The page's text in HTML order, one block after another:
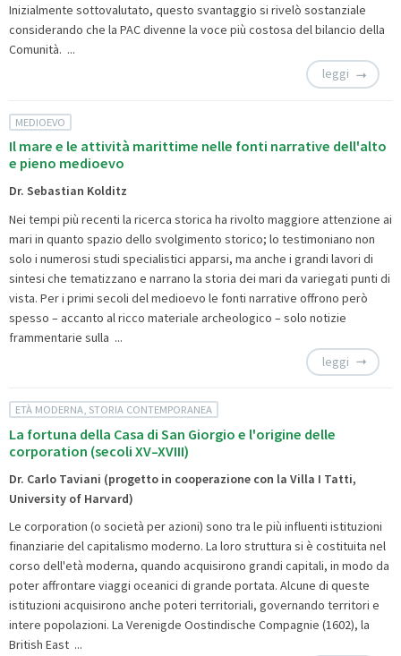
Inizialmente sottovalutato, questo svantaggio si rivelò sostanziale
considerando che la PAC divenne la voce più costosa del bilancio della
Comunità. ...
leggi
MEDIOEVO
Il mare e le attività marittime nelle fonti narrative dell'alto
e pieno medioevo
Dr. Sebastian Kolditz
Nei tempi più recenti la ricerca storica ha rivolto maggiore attenzione ai
mari in quanto spazio dello svolgimento storico; lo testimoniano non
solo i numerosi studi specialistici apparsi, ma anche i grandi lavori di
sintesi che tematizzano e narrano la storia dei mari da variegati punti di
vista. Per i primi secoli del medioevo le fonti narrative offrono però
spesso – accanto al ricco materiale archeologico – solo notizie
frammentarie sulla ...
leggi
ETÀ MODERNA, STORIA CONTEMPORANEA
La fortuna della Casa di San Giorgio e l'origine delle
corporation (secoli XV–XVIII)
Dr. Carlo Taviani (progetto in cooperazione con la Villa I Tatti,
University of Harvard)
Le corporation (o società per azioni) sono tra le più influenti istituzioni
finanziarie del capitalismo moderno. La loro struttura si è costituita nel
corso dell'età moderna, quando acquisirono grandi capitali, in modo da
poter affrontare viaggi oceanici di grande portata. Alcune di queste
istituzioni acquisirono anche poteri territoriali, governando territori e
intere popolazioni. La Verenigde Oostindische Compagnie (1602), la
British East ...